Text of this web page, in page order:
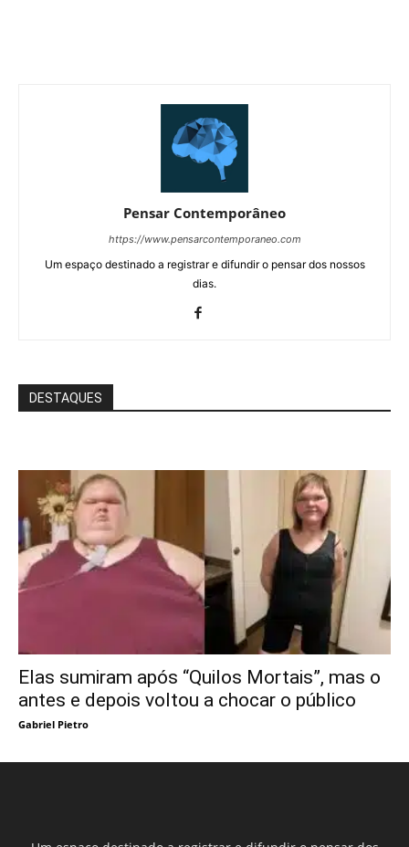
Pensar Contemporâneo
https://www.pensarcontemporaneo.com
Um espaço destinado a registrar e difundir o pensar dos nossos
dias.
DESTAQUES
Elas sumiram após “Quilos Mortais”, mas o
antes e depois voltou a chocar o público
Gabriel Pietro